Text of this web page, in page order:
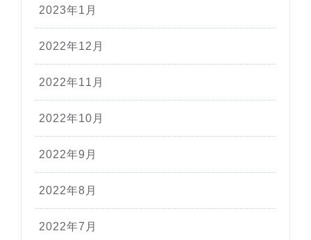
2023年1月
2022年12月
2022年11月
2022年10月
2022年9月
2022年8月
2022年7月